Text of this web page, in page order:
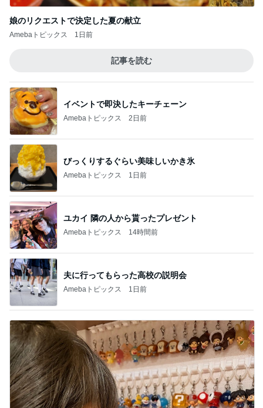
娘のリクエストで決定した夏の献立
Amebaトピックス 1日前
記事を読む
イベントで即決したキーチェーン
Amebaトピックス 2日前
びっくりするぐらい美味しいかき氷
Amebaトピックス 1日前
ユカイ 隣の人から貰ったプレゼント
Amebaトピックス 14時間前
夫に行ってもらった高校の説明会
Amebaトピックス 1日前